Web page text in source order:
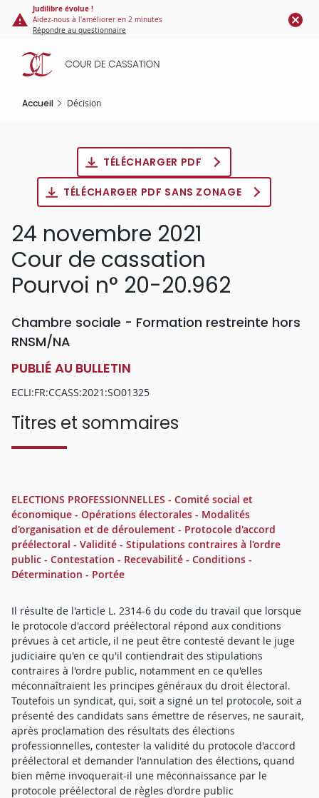
Panneau de gestion des cookies
contenu
principal
Judilibre évolue !
Aidez-nous à l'améliorer en 2 minutes
Répondre au questionnaire
Accueil Décision
TÉLÉCHARGER PDF
TÉLÉCHARGER PDF SANS ZONAGE
24 novembre 2021
Cour de cassation
Pourvoi n° 20-20.962
Chambre sociale - Formation restreinte hors
RNSM/NA
PUBLIÉ AU BULLETIN
ECLI:FR:CCASS:2021:SO01325
Titres et sommaires
ELECTIONS PROFESSIONNELLES - Comité social et
économique - Opérations électorales - Modalités
d'organisation et de déroulement - Protocole d'accord
préélectoral - Validité - Stipulations contraires à l'ordre
public - Contestation - Recevabilité - Conditions -
Détermination - Portée
Il résulte de l'article L. 2314-6 du code du travail que lorsque
le protocole d'accord préélectoral répond aux conditions
prévues à cet article, il ne peut être contesté devant le juge
judiciaire qu'en ce qu'il contiendrait des stipulations
contraires à l'ordre public, notamment en ce qu'elles
méconnaîtraient les principes généraux du droit électoral.
Toutefois un syndicat, qui, soit a signé un tel protocole, soit a
présenté des candidats sans émettre de réserves, ne saurait,
après proclamation des résultats des élections
professionnelles, contester la validité du protocole d'accord
préélectoral et demander l'annulation des élections, quand
bien même invoquerait-il une méconnaissance par le
protocole préélectoral de règles d'ordre public